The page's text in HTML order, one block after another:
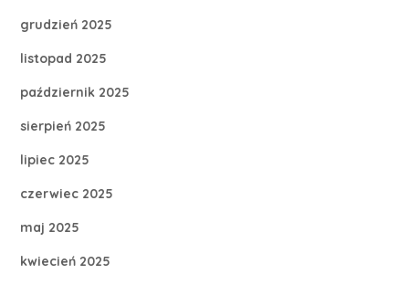
grudzień 2025
listopad 2025
październik 2025
sierpień 2025
lipiec 2025
czerwiec 2025
maj 2025
kwiecień 2025